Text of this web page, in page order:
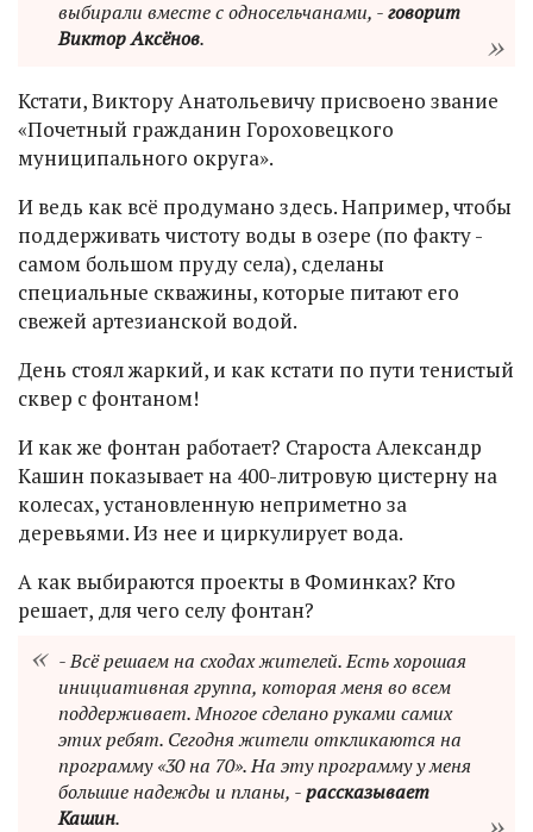
выбирали вместе с односельчанами, -говорит
Виктор Аксёнов.
Кстати, Виктору Анатольевичу присвоено звание
«Почетный гражданин Гороховецкого
муниципального округа».
И ведь как всё продумано здесь. Например, чтобы
поддерживать чистоту воды в озере (по факту -
самом большом пруду села), сделаны
специальные скважины, которые питают его
свежей артезианской водой.
День стоял жаркий, и как кстати по пути тенистый
сквер с фонтаном!
И как же фонтан работает? Староста Александр
Кашин показывает на 400-литровую цистерну на
колесах, установленную неприметно за
деревьями. Из нее и циркулирует вода.
А как выбираются проекты в Фоминках? Кто
решает, для чего селу фонтан?
- Всё решаем на сходах жителей. Есть хорошая
инициативная группа, которая меня во всем
поддерживает. Многое сделано руками самих
этих ребят. Сегодня жители откликаются на
программу «30 на 70». На эту программу у меня
большие надежды и планы, -рассказывает
Кашин.